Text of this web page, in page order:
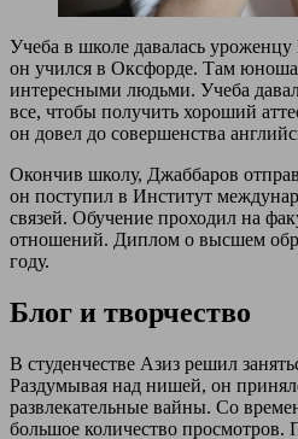
Учеба в школе давалась уроженцу
он учился в Оксфорде. Там
интересными людьми. Учеба
все, чтобы получить хороший
он довел до совершенства
Окончив школу, Джаббаров
он поступил в Институт
связей. Обучение проходил на
отношений. Диплом о высшем
году.
Блог и творчество
В студенчестве Азиз решил
Раздумывая над нишей, он
развлекательные вайны. Со
большое количество